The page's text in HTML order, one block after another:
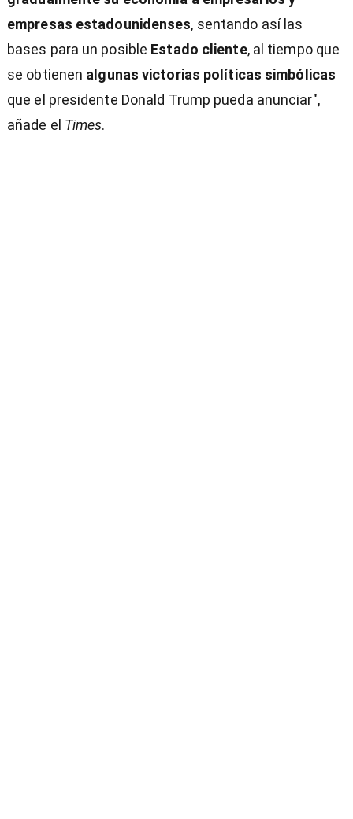
empresas estadounidenses, sentando así las
bases para un posible Estado cliente, al tiempo que
se obtienen algunas victorias políticas simbólicas
que el presidente Donald Trump pueda anunciar",
añade el Times.